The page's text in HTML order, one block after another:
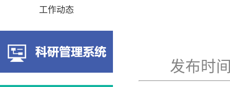
工作动态
发布时